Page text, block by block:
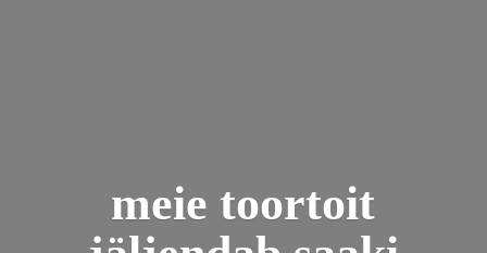
meie toortoit